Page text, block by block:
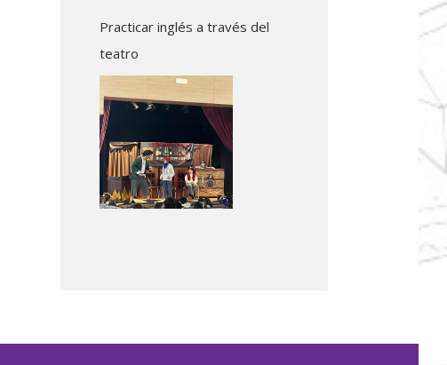
Practicar inglés a través del
teatro